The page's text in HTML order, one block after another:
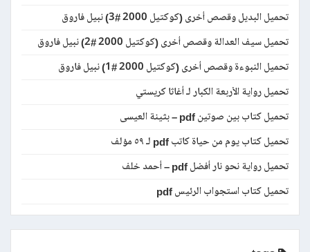
تحميل البديل وقصص أخرى (كوكتيل 2000 #3) نبيل فاروق
تحميل سيف العدالة وقصص أخرى (كوكتيل 2000 #2) نبيل فاروق
تحميل النبوءة وقصص أخرى (كوكتيل 2000 #1) نبيل فاروق
تحميل رواية الأربعة الكبار لـ أغاثا كريستي
تحميل كتاب بين صوتين pdf – بثينة العيسى
تحميل كتاب يوم من حياة كاتب pdf لـ ٥٩ مؤلف
تحميل رواية نحو نار أفضل pdf – أحمد خلف
تحميل كتاب استجواب الرئيس pdf